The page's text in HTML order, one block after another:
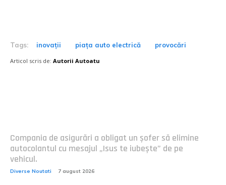
Tags: inovații piața auto electrică provocări
Articol scris de: Autorii Autoatu
Compania de asigurări a obligat un șofer să elimine
autocolantul cu mesajul „Isus te iubește” de pe
vehicul.
Diverse Noutati 7 august 2026